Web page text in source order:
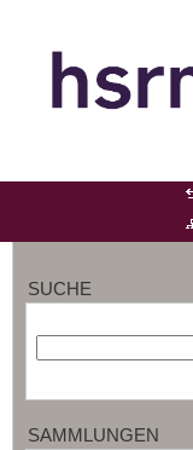
SUCHE
SAMMLUNGEN